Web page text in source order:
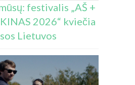
festivalis „AŠ +
2026“ kviečia
Lietuvos